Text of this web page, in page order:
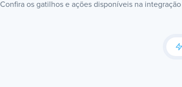
Confira os gatilhos e ações disponíveis na